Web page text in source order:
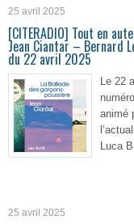
25 avril 2025
[CITERADIO] Tout en
Jean Ciantar – Bernard
du 22 avril 2025
Le 22
animé
Luca
25 avril 2025